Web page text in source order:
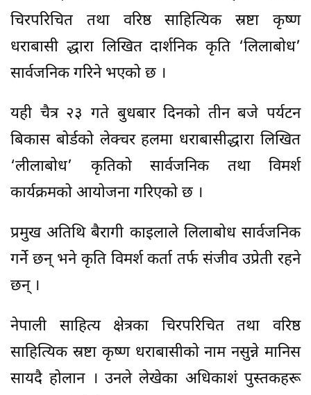
चिरपरिचित तथा वरिष्ठ साहित्यिक स्रष्टा कृष्ण
धराबासी द्धारा लिखित दार्शनिक कृति ‘लिलाबोध’
सार्वजनिक गरिने भएको छ ।
यही चैत्र २३ गते बुधबार दिनको तीन बजे पर्यटन
बिकास बोर्डको लेक्चर हलमा धराबासीद्धारा लिखित
‘लीलाबोध’ कृतिको सार्वजनिक तथा विमर्श
कार्यक्रमको आयोजना गरिएको छ ।
प्रमुख अतिथि बैरागी काइलाले लिलाबोध सार्वजनिक
गर्ने छन् भने कृति विमर्श कर्ता तर्फ संजीव उप्रेती रहने
छन् ।
नेपाली साहित्य क्षेत्रका चिरपरिचित तथा वरिष्ठ
साहित्यिक स्रष्टा कृष्ण धराबासीको नाम नसुन्ने मानिस
सायदै होलान । उनले लेखेका अधिकाशं पुस्तकहरू